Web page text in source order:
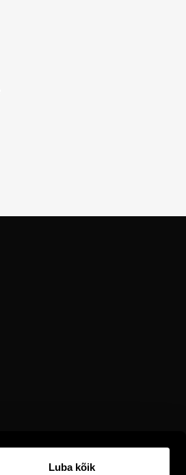
Luba kõik